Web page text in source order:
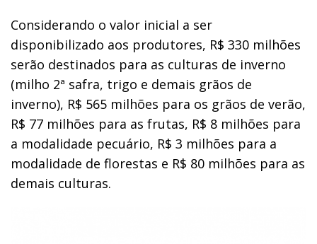
Considerando o valor inicial a ser
disponibilizado aos produtores, R$ 330 milhões
serão destinados para as culturas de inverno
(milho 2ª safra, trigo e demais grãos de
inverno), R$ 565 milhões para os grãos de verão,
R$ 77 milhões para as frutas, R$ 8 milhões para
a modalidade pecuário, R$ 3 milhões para a
modalidade de florestas e R$ 80 milhões para as
demais culturas.